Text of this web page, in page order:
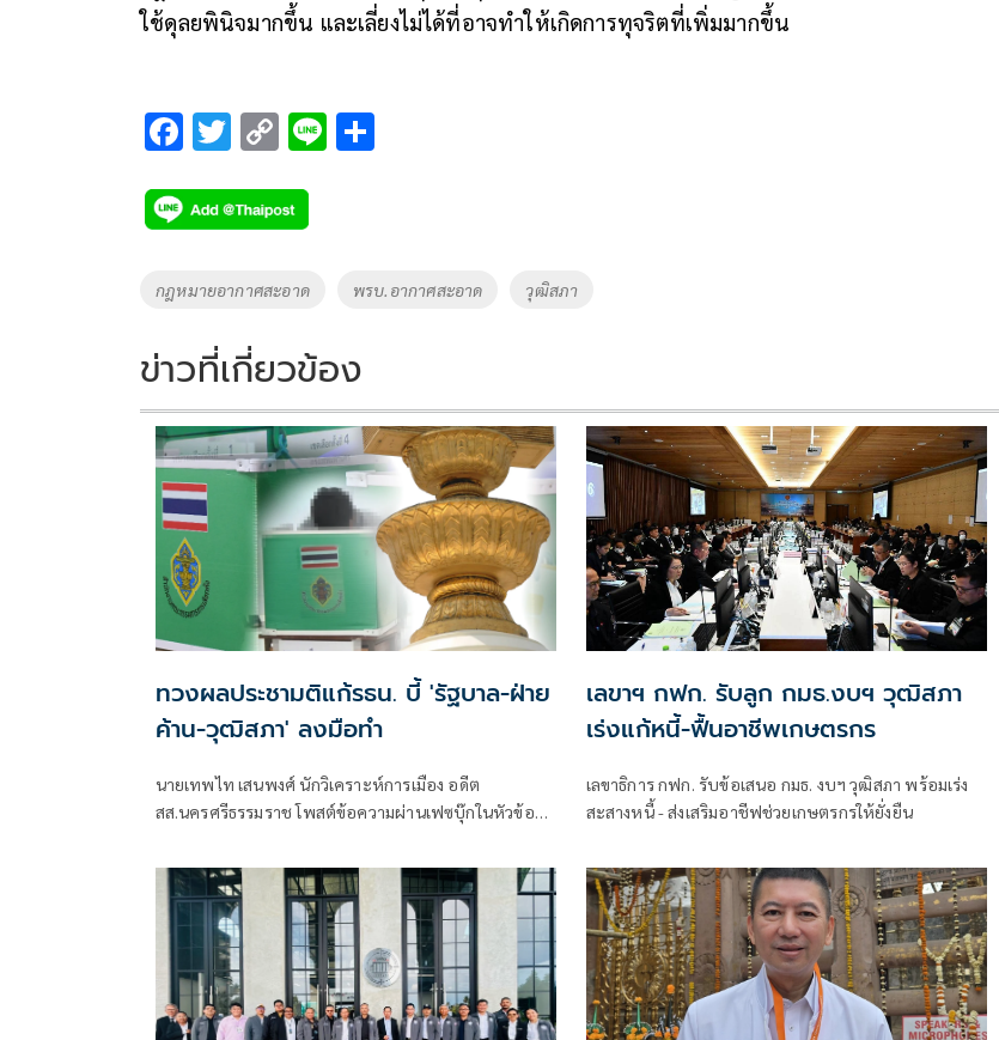
ใช้ดุลยพินิจมากขึ้น และเลี่ยงไม่ได้ที่อาจทำให้เกิดการทุจริตที่เพิ่มมากขึ้น
F
e
b
o
k
T
tt
er
C
p
y
Li
k
Li
Tags
กฎหมายอากาศสะอาด พรบ.อากาศสะอาด วุฒิสภา
ข่าวที่เกี่ยวข้อง
ทวงผลประชามติแก้รธน. บี้ 'รัฐบาล-ฝ่าย
ค้าน-วุฒิสภา' ลงมือทำ
นายเทพไท เสนพงศ์ นักวิเคราะห์การเมือง อดีต
สส.นครศรีธรรมราช โพสต์ข้อความผ่านเฟซบุ๊กในหัวข้อ
ระบุว่า
เลขาฯ กฟก. รับลูก กมธ.งบฯ วุฒิสภา
เร่งแก้หนี้-ฟื้นอาชีพเกษตรกร
เลขาธิการ กฟก. รับข้อเสนอ กมธ. งบฯ วุฒิสภา พร้อมเร่ง
สะสางหนี้ - ส่งเสริมอาชีฟช่วยเกษตรกรให้ยั่งยืน